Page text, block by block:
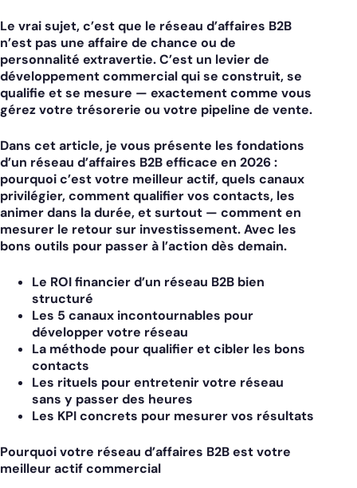
Le vrai sujet, c’est que le réseau d’affaires B2B
n’est pas une affaire de chance ou de
personnalité extravertie. C’est un levier de
développement commercial qui se construit, se
qualifie et se mesure — exactement comme vous
gérez votre trésorerie ou votre pipeline de vente.
Dans cet article, je vous présente les fondations
d’un réseau d’affaires B2B efficace en 2026 :
pourquoi c’est votre meilleur actif, quels canaux
privilégier, comment qualifier vos contacts, les
animer dans la durée, et surtout — comment en
mesurer le retour sur investissement. Avec les
bons outils pour passer à l’action dès demain.
Le ROI financierd’un réseau B2B bien
structuré
Les 5 canaux incontournables pour
développer votre réseau
La méthode pour qualifier et cibler les bons
contacts
Les rituels pour entretenir votre réseau
sans y passer des heures
Les KPIconcrets pour mesurer vos résultats
Pourquoi votre réseau d’affaires B2B est votre
meilleur actif commercial